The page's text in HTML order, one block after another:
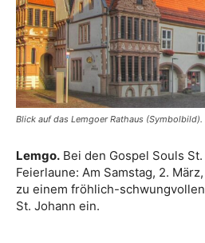
Blick auf das Lemgoer Rathaus
Lemgo. Bei den Gospel Souls
Feierlaune: Am Samstag, 2.
zu einem fröhlich-
St. Johann ein.